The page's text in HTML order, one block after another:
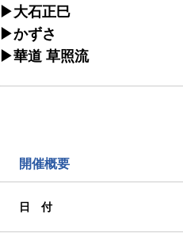
▶︎大石正巳
▶︎かずさ
▶︎華道 草照流
開催概要
日 付